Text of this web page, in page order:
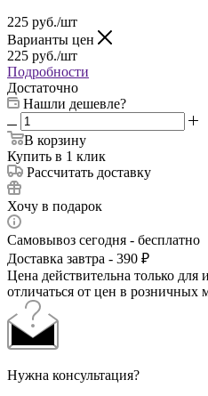
225 руб./шт
Варианты цен
225 руб./шт
Подробности
Достаточно
Нашли дешевле?
В корзину
Купить в 1 клик
Рассчитать доставку
Хочу в подарок
Самовывоз сегодня - бесплатно
Доставка завтра - 390 ₽
Цена действительна только для
отличаться от цен в розничных
Нужна консультация?